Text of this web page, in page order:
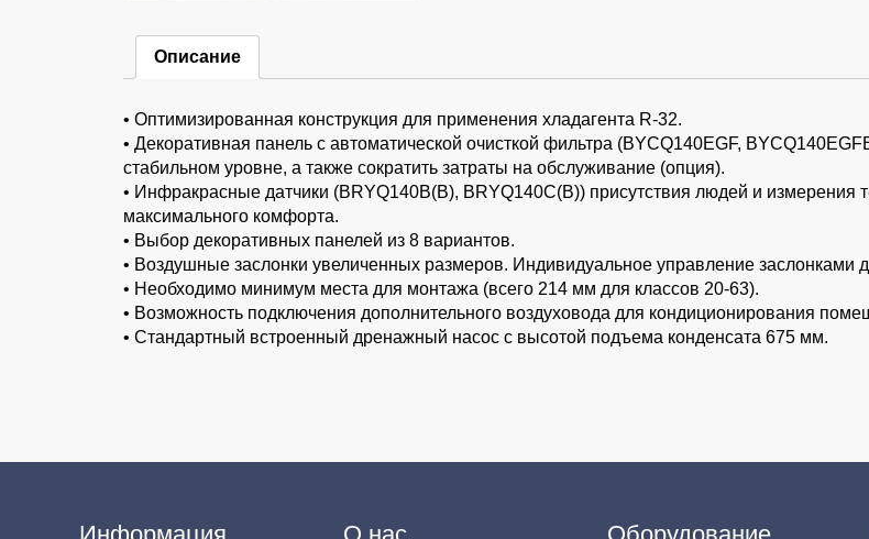
Описание
• Оптимизированная конструкция для применения хладагента R-32.
• Декоративная панель с автоматической очисткой фильтра (BYCQ140EGF,
стабильном уровне, а также сократить затраты на обслуживание (опция).
• Инфракрасные датчики (BRYQ140B(B), BRYQ140C(B)) присутствия людей и
максимального комфорта.
• Выбор декоративных панелей из 8 вариантов.
• Воздушные заслонки увеличенных размеров. Индивидуальное управление заслонками
• Необходимо минимум места для монтажа (всего 214 мм для классов 20-63).
• Возможность подключения дополнительного воздуховода для кондиционирования
• Стандартный встроенный дренажный насос с высотой подъема конденсата 675 мм.